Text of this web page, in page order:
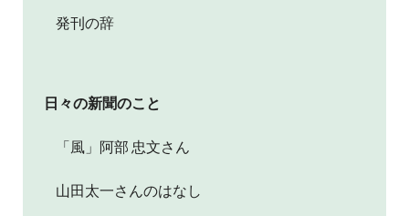
発刊の辞
日々の新聞のこと
「風」阿部 忠文さん
山田太一さんのはなし